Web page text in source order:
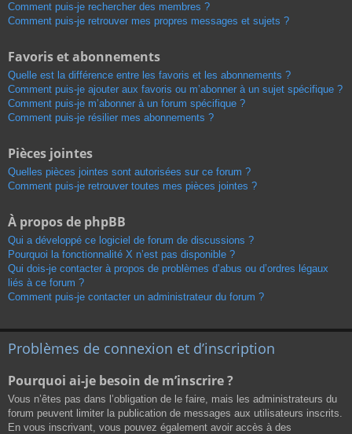
Comment puis-je rechercher des membres ?
Comment puis-je retrouver mes propres messages et sujets ?
Favoris et abonnements
Quelle est la différence entre les favoris et les abonnements ?
Comment puis-je ajouter aux favoris ou m’abonner à un sujet spécifique ?
Comment puis-je m’abonner à un forum spécifique ?
Comment puis-je résilier mes abonnements ?
Pièces jointes
Quelles pièces jointes sont autorisées sur ce forum ?
Comment puis-je retrouver toutes mes pièces jointes ?
À propos de phpBB
Qui a développé ce logiciel de forum de discussions ?
Pourquoi la fonctionnalité X n’est pas disponible ?
Qui dois-je contacter à propos de problèmes d’abus ou d’ordres légaux
liés à ce forum ?
Comment puis-je contacter un administrateur du forum ?
Problèmes de connexion et d’inscription
Pourquoi ai-je besoin de m’inscrire ?
Vous n’êtes pas dans l’obligation de le faire, mais les administrateurs du
forum peuvent limiter la publication de messages aux utilisateurs inscrits.
En vous inscrivant, vous pouvez également avoir accès à des